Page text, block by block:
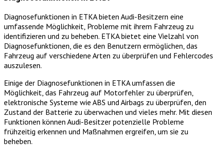
Diagnosefunktionen in ETKA bieten Audi-Besitzern eine
umfassende Möglichkeit, Probleme mit ihrem Fahrzeug zu
identifizieren und zu beheben. ETKA bietet eine Vielzahl von
Diagnosefunktionen, die es den Benutzern ermöglichen, das
Fahrzeug auf verschiedene Arten zu überprüfen und Fehlercodes
auszulesen.
Einige der Diagnosefunktionen in ETKA umfassen die
Möglichkeit, das Fahrzeug auf Motorfehler zu überprüfen,
elektronische Systeme wie ABS und Airbags zu überprüfen, den
Zustand der Batterie zu überwachen und vieles mehr. Mit diesen
Funktionen können Audi-Besitzer potenzielle Probleme
frühzeitig erkennen und Maßnahmen ergreifen, um sie zu
beheben.